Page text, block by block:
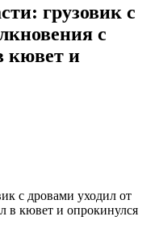
грузовик с
с
кювет и